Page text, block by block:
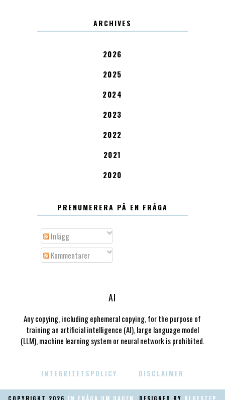
ARCHIVES
2026
2025
2024
2023
2022
2021
2020
PRENUMERERA PÅ EN FRÅGA
Inlägg
Kommentarer
AI
Any copying, including ephemeral copying, for the purpose of
training an artificial intelligence (AI), large language model
(LLM), machine learning system or neural network is prohibited.
INTEGRITETSPOLICY DISCLAIMER